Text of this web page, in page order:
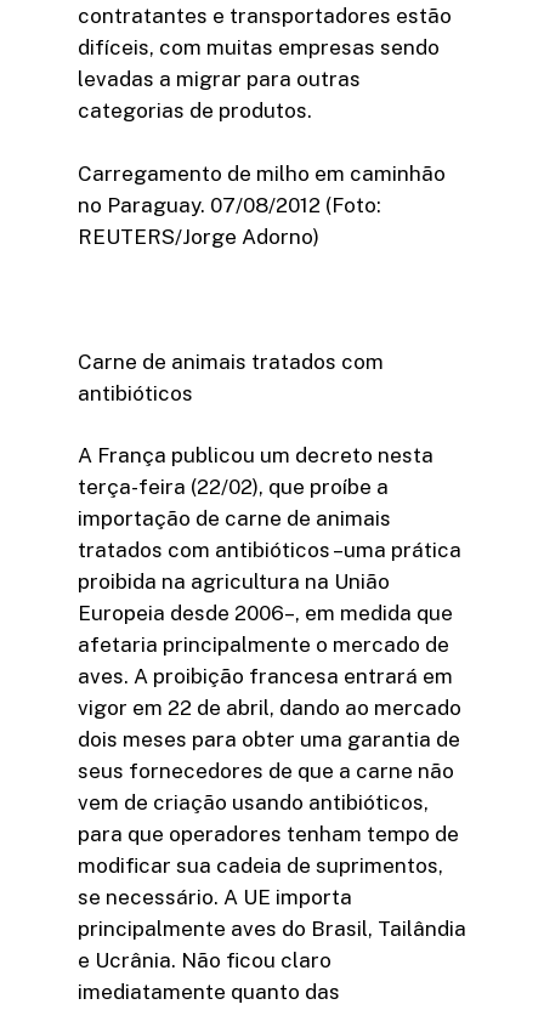
contratantes e transportadores estão
difíceis, com muitas empresas sendo
levadas a migrar para outras
categorias de produtos.
Carregamento de milho em caminhão
no Paraguay. 07/08/2012 (Foto:
REUTERS/Jorge Adorno)
Carne de animais tratados com
antibióticos
A França publicou um decreto nesta
terça-feira (22/02), que proíbe a
importação de carne de animais
tratados com antibióticos –uma prática
proibida na agricultura na União
Europeia desde 2006–, em medida que
afetaria principalmente o mercado de
aves. A proibição francesa entrará em
vigor em 22 de abril, dando ao mercado
dois meses para obter uma garantia de
seus fornecedores de que a carne não
vem de criação usando antibióticos,
para que operadores tenham tempo de
modificar sua cadeia de suprimentos,
se necessário. A UE importa
principalmente aves do Brasil, Tailândia
e Ucrânia. Não ficou claro
imediatamente quanto das